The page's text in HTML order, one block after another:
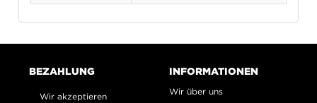
BEZAHLUNG
Wir akzeptieren
INFORMATIONEN
Wir über uns